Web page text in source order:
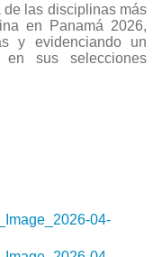
de las disciplinas más
en Panamá 2026,
y evidenciando un
en sus selecciones